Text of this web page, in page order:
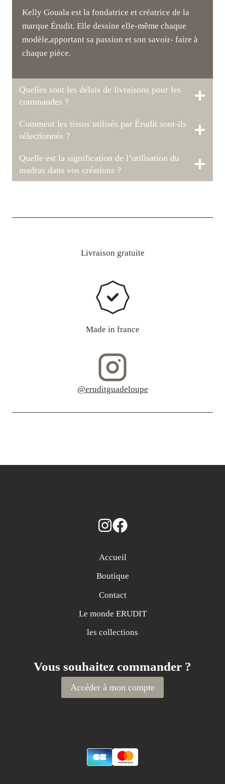
Kelly Gouala est la fondatrice et créatrice de la
marque Érudit. Elle dessine elle-même chaque
modèle,apportant sa passion et son savoir- faire à
chaque pièce.
Quelles sont les délais de livraisons pour les
commandes ?
Comment les tissus utilisés par Érudit sont-ils
sélectionnés ?
Quelle est la signification de l’utilisation du
madras dans vos créations ?
Livraison gratuite
Made in france
@eruditguadeloupe
Accueil
Boutique
Contact
Le monde ERUDIT
les collections
Vous souhaitez commander ?
Accéder à mon compte